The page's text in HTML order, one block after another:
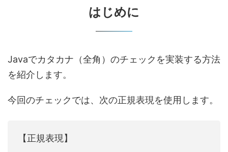
はじめに
Javaでカタカナ（全角）のチェックを実装する方法
を紹介します。
今回のチェックでは、次の正規表現を使用します。
【正規表現】